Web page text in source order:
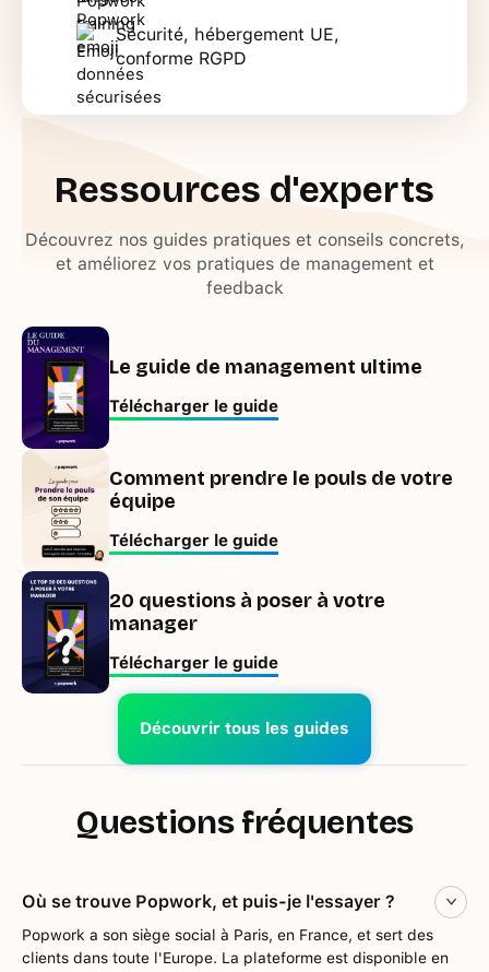
Sécurité, hébergement UE,
conforme RGPD
Ressources d'experts
Découvrez nos guides pratiques et conseils concrets,
et améliorez vos pratiques de management et
feedback
Le guide de management ultime
Télécharger le guide
Comment prendre le pouls de votre
équipe
Télécharger le guide
20 questions à poser à votre
manager
Télécharger le guide
Découvrir tous les guides
Questions fréquentes
Où se trouve Popwork, et puis-je l'essayer ?
Popwork a son siège social à Paris, en France, et sert des
clients dans toute l'Europe. La plateforme est disponible en